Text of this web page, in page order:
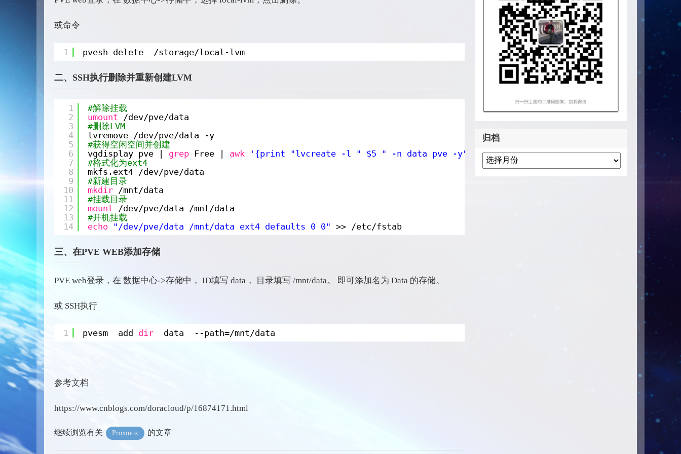
或命令
1 pvesh delete /storage/local-lvm
二、SSH执行删除并重新创建LVM
1
2
3
4
5
6
7
8
9
10
11
12
13
14
#解除挂载
umount
/dev/pve/data
#删除LVM
lvremove /dev/pve/data
-y
#获得空闲空间并创建
vgdisplay pve | grep Free | awk '{print "lvcreate -l " $5 " -n data pve -y"}' |bash
#格式化为ext4
mkfs.ext4 /dev/pve/data
#新建目录
mkdir /mnt/data
#挂载目录
mount
/dev/pve/data
/mnt/data
#开机挂载
echo
"/dev/pve/data /mnt/data ext4 defaults 0 0" >> /etc/fstab
三、在PVE WEB添加存储
PVE web登录，在 数据中心->存储中， ID填写 data， 目录填写 /mnt/data。 即可添加名为 Data 的存储。
或 SSH执行
1 pvesm  add dir data  --path=/mnt/data
参考文档
https://www.cnblogs.com/doracloud/p/16874171.html
继续浏览有关 Proxmox 的文章
归档